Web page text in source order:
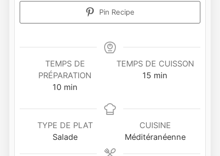
Pin Recipe
TEMPS DE
PRÉPARATION
10minutes
min
TEMPS DE CUISSON
15 minutes
min
TYPE DE PLAT
Salade
CUISINE
Méditéranéenne